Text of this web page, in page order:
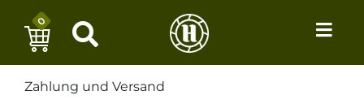
0
Zahlung und Versand